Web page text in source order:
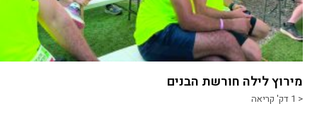
מירוץ לילה חורשת הבנים
< 1 דק' קריאה